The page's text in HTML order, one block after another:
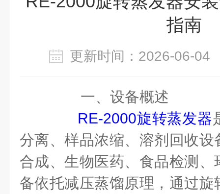
指南
更新时间：2026-06-
一、设备概述
RE-2000旋转蒸发器
分离、样品浓缩、溶剂回收
合成、生物医药、食品检测
备依托减压蒸馏原理，通过